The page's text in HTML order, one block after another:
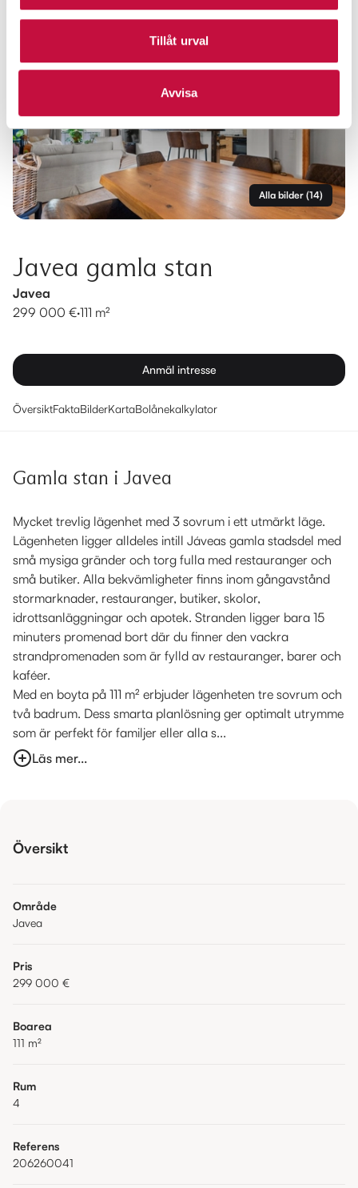
Tillåt urval
Avvisa
Alla bilder (14)
Javea gamla stan
Javea
299 000 €·111 m²
Anmäl intresse
ÖversiktFaktaBilderKartaBolånekalkylator
Gamla stan i Javea
Mycket trevlig lägenhet med 3 sovrum i ett utmärkt läge.
Lägenheten ligger alldeles intill Jáveas gamla stadsdel med
små mysiga gränder och torg fulla med restauranger och
små butiker. Alla bekvämligheter finns inom gångavstånd
stormarknader, restauranger, butiker, skolor,
idrottsanläggningar och apotek. Stranden ligger bara 15
minuters promenad bort där du finner den vackra
strandpromenaden som är fylld av restauranger, barer och
kaféer.
Med en boyta på 111 m² erbjuder lägenheten tre sovrum och
två badrum. Dess smarta planlösning ger optimalt utrymme
som är perfekt för familjer eller alla s...
Läs mer...
Översikt
Område
Javea
Pris
299 000 €
Boarea
111 m²
Rum
4
Referens
206260041